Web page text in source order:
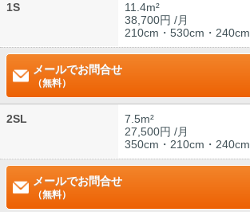
1S
11.4m²
38,700円 /月
210cm・530cm・240cm
メールでお問合せ
（無料）
2SL
7.5m²
27,500円 /月
350cm・210cm・240cm
メールでお問合せ
（無料）